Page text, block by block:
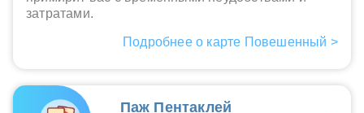
затратами.
Подробнее о карте Повешенный >
Паж Пентаклей